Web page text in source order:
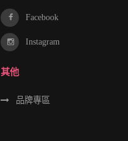
Facebook
Instagram
其他
品牌專區